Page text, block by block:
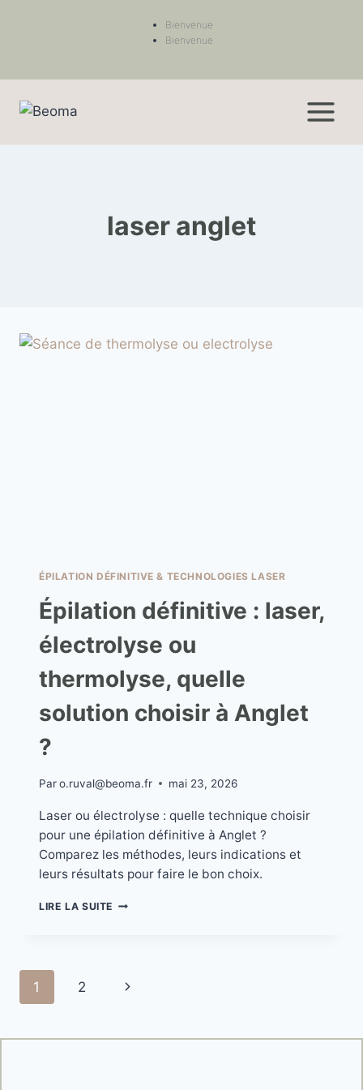
Bienvenue
Bienvenue
laser anglet
ÉPILATION DÉFINITIVE & TECHNOLOGIES LASER
Épilation définitive : laser,
électrolyse ou
thermolyse, quelle
solution choisir à Anglet
?
Paro.ruval@beoma.fr mai 23, 2026
Laser ou électrolyse : quelle technique choisir
pour une épilation définitive à Anglet ?
Comparez les méthodes, leurs indications et
leurs résultats pour faire le bon choix.
LIRE LA SUITE
1 2